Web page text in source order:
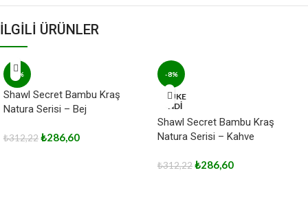
İLGİLİ ÜRÜNLER
-8%
Shawl Secret Bambu Kraş
Natura Serisi – Bej
₺312,22₺286,60
-8%
TÜKE
NDİ
Shawl Secret Bambu Kraş
Natura Serisi – Kahve
₺312,22₺286,60